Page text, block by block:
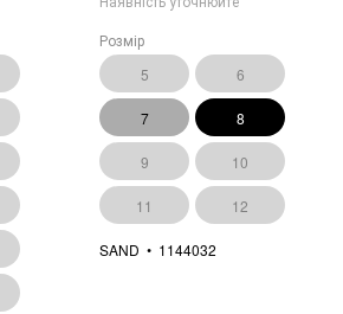
Розмір
5
6
7 8
9 10
11 12
SAND 1144032